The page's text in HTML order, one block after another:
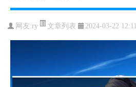
网友:ry 文章列表 2024-03-22